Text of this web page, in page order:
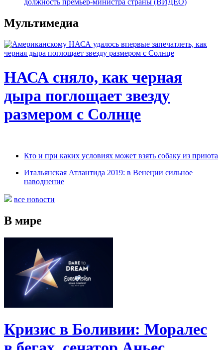
должность премьер-министра страны (ВИДЕО)
Мультимедиа
НАСА сняло, как черная
дыра поглощает звезду
размером с Солнце
Кто и при каких условиях может взять собаку из приюта
Итальянская Атлантида 2019: в Венеции сильное
наводнение
все новости
В мире
Кризис в Боливии: Моралес